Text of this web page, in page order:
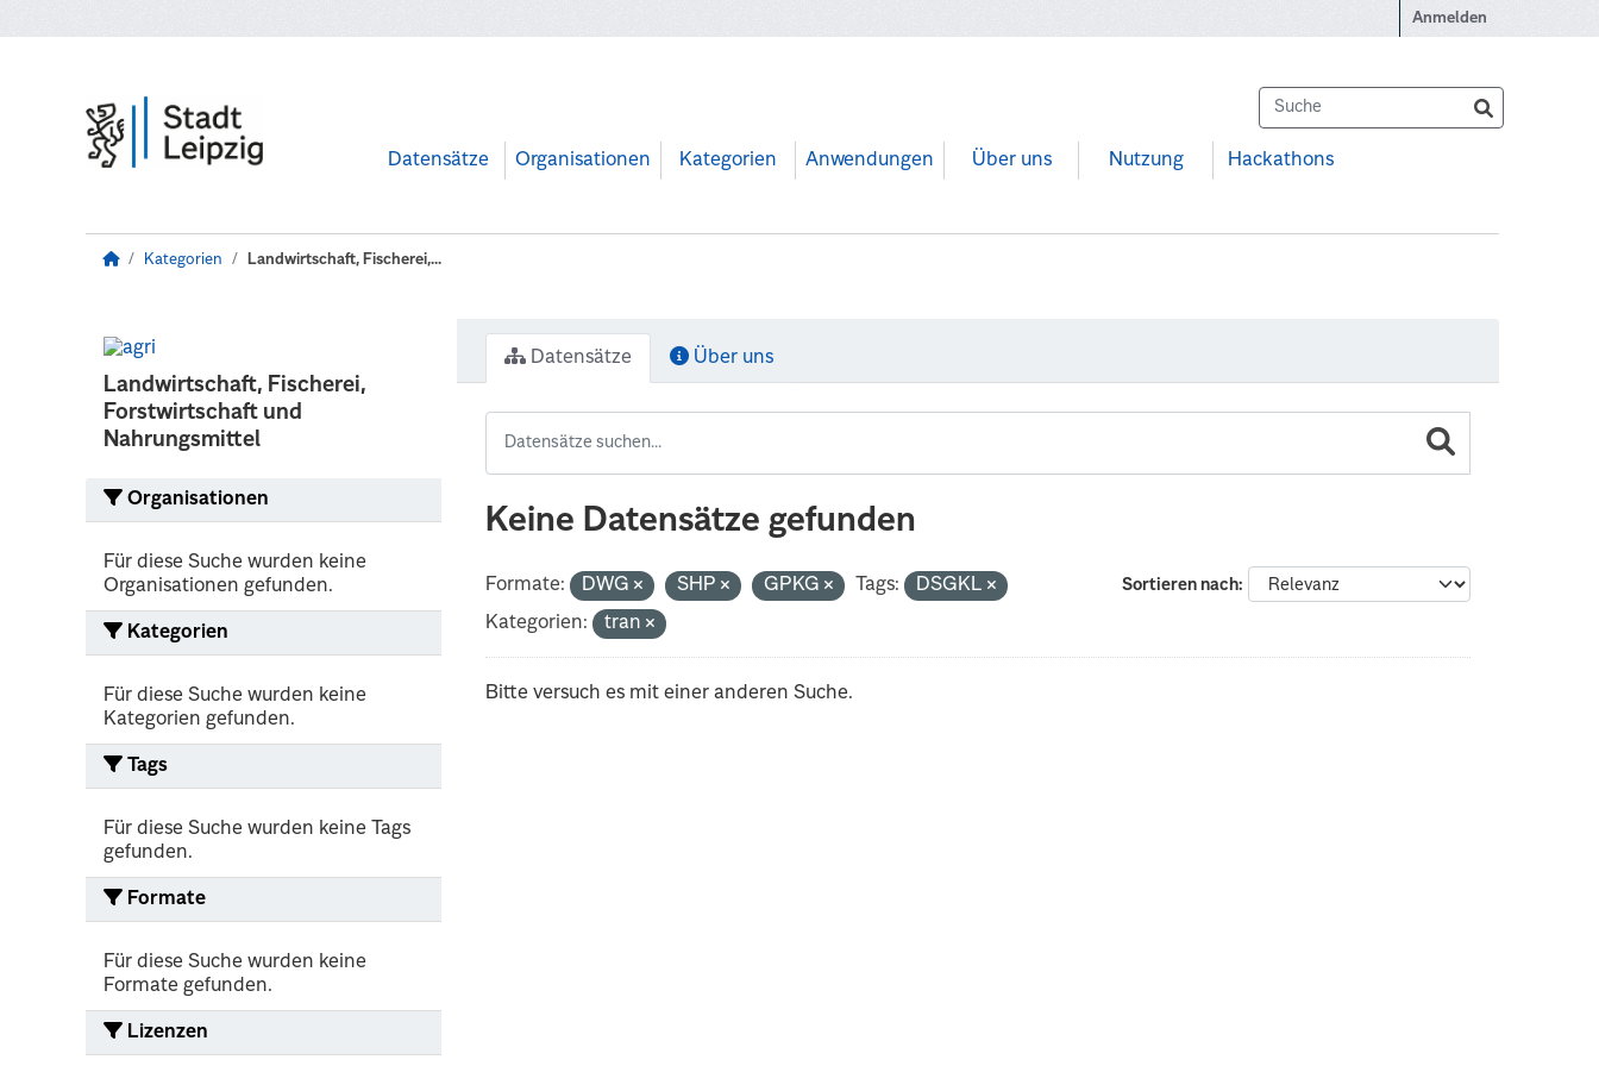
Anmelden
Datensätze Organisationen Kategorien Anwendungen Über uns Nutzung Hackathons
Kategorien Landwirtschaft, Fischerei,...
Landwirtschaft, Fischerei,
Forstwirtschaft und
Nahrungsmittel
Organisationen
Für diese Suche wurden keine
Organisationen gefunden.
Kategorien
Für diese Suche wurden keine
Kategorien gefunden.
Tags
Für diese Suche wurden keine Tags
gefunden.
Formate
Für diese Suche wurden keine
Formate gefunden.
Lizenzen
Datensätze Über uns
Keine Datensätze gefunden
Sortieren nach
Formate: DWG SHP GPKG Tags:
DSGKL
Kategorien:
tran
Bitte versuch es mit einer anderen Suche.